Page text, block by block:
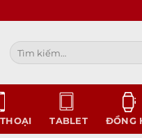
Tìm
kiếm:
TABLET ĐỒNG